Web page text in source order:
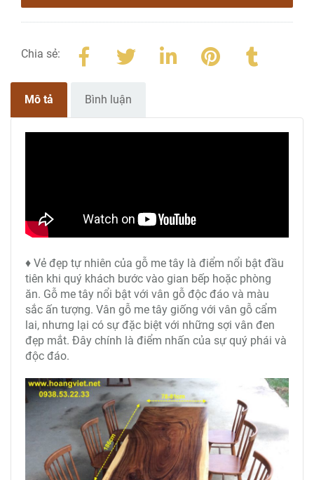
Chia sẻ:
Mô tả Bình luận
♦ Vẻ đẹp tự nhiên của gỗ me tây là điểm nổi bật đầu
tiên khi quý khách bước vào gian bếp hoặc phòng
ăn. Gỗ me tây nổi bật với vân gỗ độc đáo và màu
sắc ấn tượng. Vân gỗ me tây giống với vân gỗ cẩm
lai, nhưng lại có sự đặc biệt với những sợi vân đen
đẹp mắt. Đây chính là điểm nhấn của sự quý phái và
độc đáo.